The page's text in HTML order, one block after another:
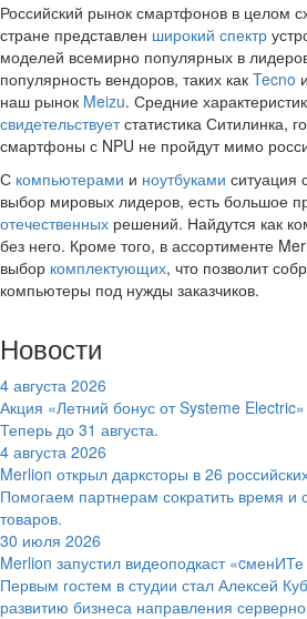
Российский рынок смартфонов в целом
стране представлен широкий спектр
моделей всемирно популярных в
популярность вендоров, таких как Tecno и
наш рынок Meizu. Средние
свидетельствуетстатистика Ситилинка,
смартфоны с NPU не пройдут мимо
С компьютерами и ноутбуками ситуация
выбор мировых лидеров, есть большое
отечественных решений. Найдутся как
без него. Кроме того, в ассортименте
выбор комплектующих, что позволит
компьютеры под нужды заказчиков.
Новости
4 августа 2026
Акция «Летний бонус от Systeme
Теперь до 31 августа.
4 августа 2026
Merlion открыл дарксторы в 26
Помогаем партнерам сократить время и
товаров.
30 июля 2026
Merlion запустил видеоподкаст
Первым гостем в студии стал Алексей
развитию бизнеса направления